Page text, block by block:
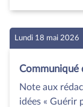
Lundi 18 mai 2026
Communiqué
Note aux
idées « Guérir